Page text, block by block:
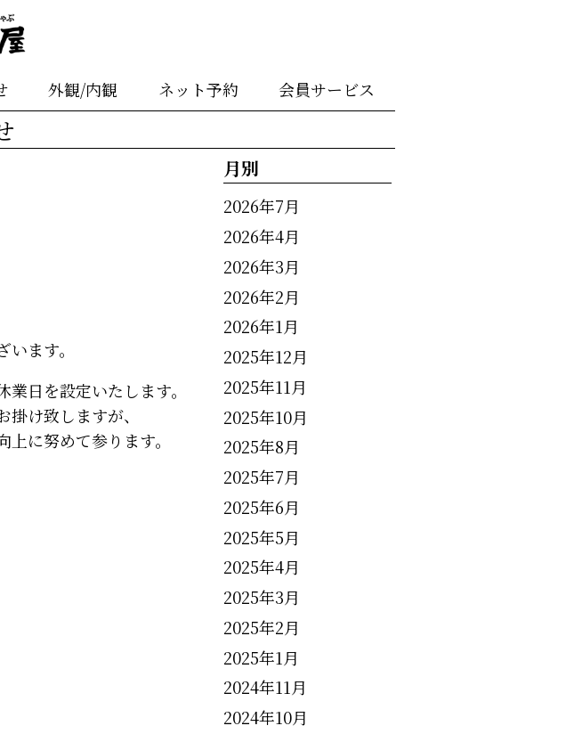
外観/内観 ネット予約 会員サービス
ます。
日を設定いたします。
け致しますが、
に努めて参ります。
月別
2026年7月
2026年4月
2026年3月
2026年2月
2026年1月
2025年12月
2025年11月
2025年10月
2025年8月
2025年7月
2025年6月
2025年5月
2025年4月
2025年3月
2025年2月
2025年1月
2024年11月
2024年10月